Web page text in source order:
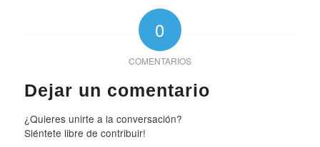
0
COMENTARIOS
Dejar un comentario
¿Quieres unirte a la conversación?
Siéntete libre de contribuir!